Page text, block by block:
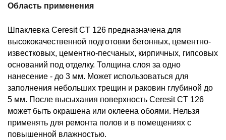
Область применения
Шпаклевка Ceresit CT 126 предназначена для
высококачественной подготовки бетонных, цементно-
известковых, цементно-песчаных, кирпичных, гипсовых
оснований под отделку. Толщина слоя за одно
нанесение - до 3 мм. Может использоваться для
заполнения небольших трещин и раковин глубиной до
5 мм. После высыхания поверхность Ceresit CT 126
может быть окрашена или оклеена обоями. Нельзя
применять для ремонта полов и в помещениях с
повышенной влажностью.